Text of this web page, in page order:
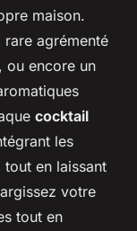
maison.
rare agrémenté
ou encore un
cocktail
les
en laissant
votre
tout en